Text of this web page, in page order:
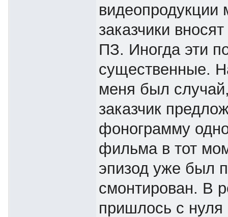
видеопродукции
заказчики
ПЗ. Иногда эти
существенные.
меня был
заказчик
фонограмму
фильма в тот
эпизод уже был
смонтирован. В
пришлось с нуля